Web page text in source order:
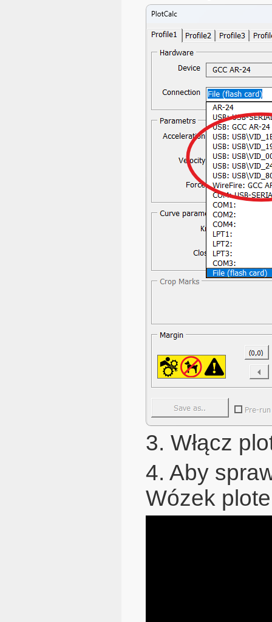
3. Włącz
4. Aby
Wózek